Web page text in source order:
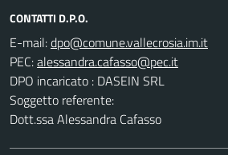
CONTATTI D.P.O.
E-mail:
PEC:
DPO incaricato : DASEIN SRL
Soggetto referente:
Dott.ssa Alessandra Cafasso